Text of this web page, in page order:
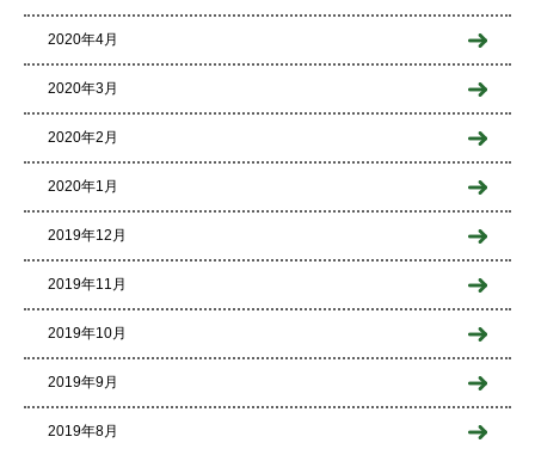
2020年4月
2020年3月
2020年2月
2020年1月
2019年12月
2019年11月
2019年10月
2019年9月
2019年8月